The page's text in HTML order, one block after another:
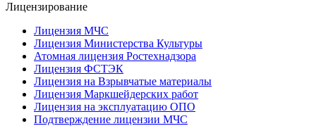
Лицензирование
Лицензия МЧС
Лицензия Министерства Культуры
Атомная лицензия Ростехнадзора
Лицензия ФСТЭК
Лицензия на Взрывчатые материалы
Лицензия Маркшейдерских работ
Лицензия на эксплуатацию ОПО
Подтверждение лицензии МЧС